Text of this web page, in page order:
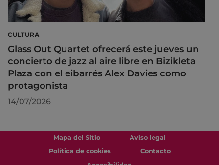
CULTURA
Glass Out Quartet ofrecerá este jueves un
concierto de jazz al aire libre en Bizikleta
Plaza con el eibarrés Alex Davies como
protagonista
14/07/2026
Mapa del Sitio
Aviso legal
Política de cookies
Contacto